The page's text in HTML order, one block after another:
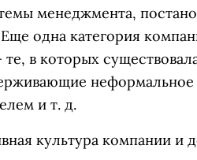
менеджмента,
одна категория
в которых
и т. д.
культура компании и